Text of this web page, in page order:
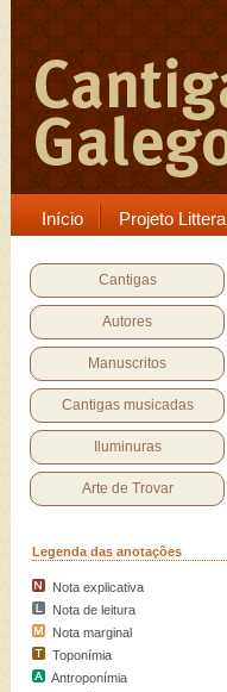
Início Projeto Littera
Cantigas
Autores
Manuscritos
Cantigas musicadas
Iluminuras
Arte de Trovar
Legenda das anotações
Nota explicativa
Nota de leitura
Nota marginal
Toponímia
Antroponímia